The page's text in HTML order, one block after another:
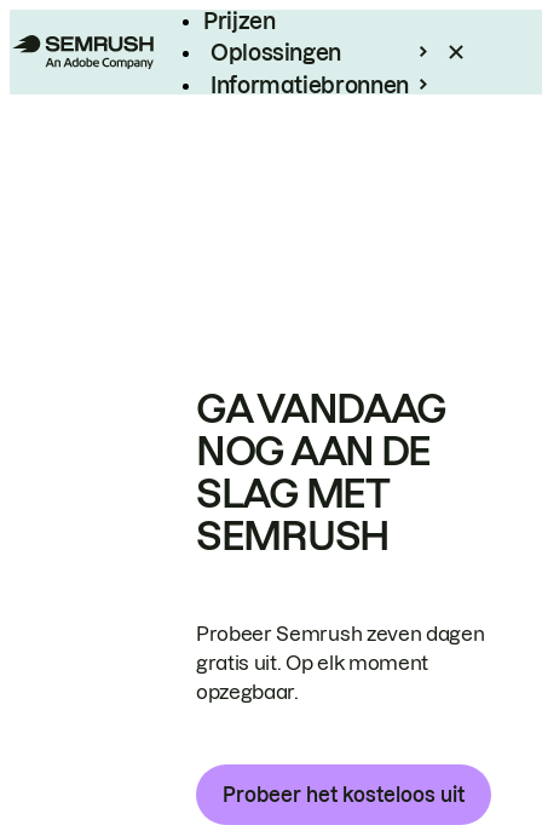
Prijzen
Oplossingen
Informatiebronnen
GA VANDAAG
NOG AAN DE
SLAG MET
SEMRUSH
Probeer Semrush zeven dagen
gratis uit. Op elk moment
opzegbaar.
Probeer het kosteloos uit